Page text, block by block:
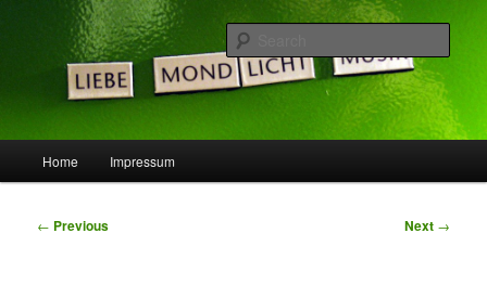
LeSpocky.de :: Blog
Die Idee ist gut, doch die Welt noch nicht bereit …
Home Impressum
Post
← Previous Next →